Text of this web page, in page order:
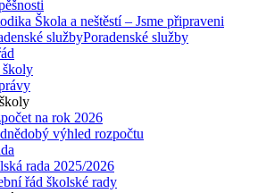
Škola a neštěstí – Jsme připraveni
službyPoradenské služby
školy
na rok 2026
výhled rozpočtu
rada 2025/2026
řád školské rady